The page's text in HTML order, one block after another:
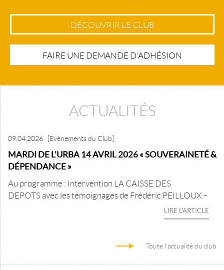
DÉCOUVRIR LE CLUB
FAIRE UNE DEMANDE D'ADHÉSION
ACTUALITÉS
09.04.2026 [Evènements du Club]
MARDI DE L'URBA 14 AVRIL 2026 « SOUVERAINETÉ &
DÉPENDANCE »
Au programme : Intervention LA CAISSE DES
DEPOTS avec les témoignages de Frédéric PEILLOUX –
LIRE L'ARTICLE
Toute l'actualité du club